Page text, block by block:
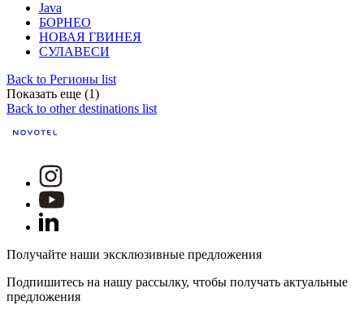
Java
БОРНЕО
НОВАЯ ГВИНЕЯ
СУЛАВЕСИ
Back to Регионы list
Показать еще (1)
Back to other destinations list
Получайте наши эксклюзивные предложения
Подпишитесь на нашу рассылку, чтобы получать актуальные
предложения